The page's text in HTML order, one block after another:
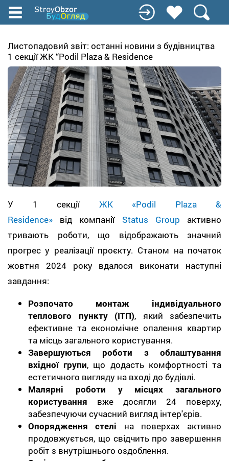
Перейти
до
вмісту
Листопадовий звіт: останні новини з будівництва
1 секції ЖК “Podil Plaza & Residence
У 1 секції ЖК «Podil Plaza &
Residence» від компанії Status Group активно
тривають роботи, що відображають значний
прогрес у реалізації проєкту. Станом на початок
жовтня 2024 року вдалося виконати наступні
завдання:
Розпочато монтаж індивідуального
теплового пункту (ІТП), який забезпечить
ефективне та економічне опалення квартир
та місць загального користування.
Завершуються роботи з облаштування
вхідної групи, що додасть комфортності та
естетичного вигляду на вході до будівлі.
Малярні роботи у місцях загального
користування вже досягли 24 поверху,
забезпечуючи сучасний вигляд інтер'єрів.
Опорядження стелі на поверхах активно
продовжується, що свідчить про завершення
робіт з внутрішнього оздоблення.